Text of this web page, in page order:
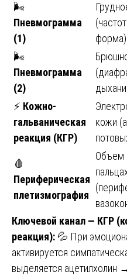
🌬️
Пневмограмма
(1)
форма)
🌬️
Пневмограмма
(2)
⚡ Кожно-
гальваническая
реакция (КГР)
кожи
🩸
Периферическая
плетизмография
Объем
Ключевой канал — КГР
реакция): 💦 При
активируется
выделяется ацетилхолин